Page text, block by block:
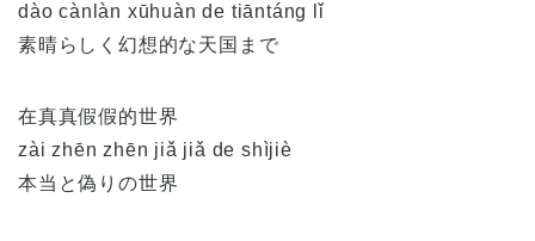
dào cànlàn xūhuàn de tiāntáng lǐ
素晴らしく幻想的な天国まで
在真真假假的世界
zài zhēn zhēn jiǎ jiǎ de shìjiè
本当と偽りの世界